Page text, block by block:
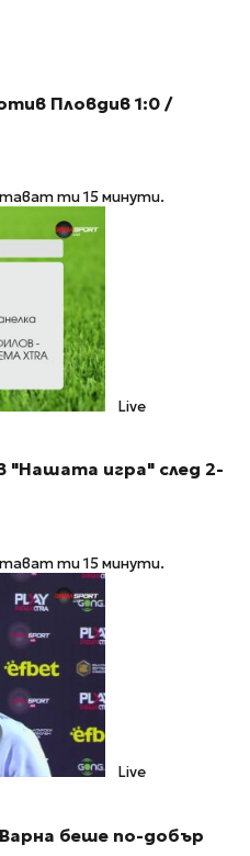
Пловдив 1:0 /
ти 15 минути.
Live
"Нашата игра" след 2-
ти 15 минути.
Live
беше по-добър